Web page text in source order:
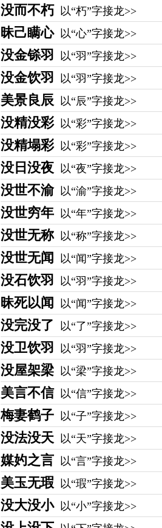
没而不朽 以“朽”字接龙>>
昧己瞒心 以“心”字接龙>>
没金铩羽 以“羽”字接龙>>
没金饮羽 以“羽”字接龙>>
美景良辰 以“辰”字接龙>>
没精没彩 以“彩”字接龙>>
没精塌彩 以“彩”字接龙>>
没日没夜 以“夜”字接龙>>
没世不渝 以“渝”字接龙>>
没世穷年 以“年”字接龙>>
没世无称 以“称”字接龙>>
没世无闻 以“闻”字接龙>>
没石饮羽 以“羽”字接龙>>
昧死以闻 以“闻”字接龙>>
没完没了 以“了”字接龙>>
没卫饮羽 以“羽”字接龙>>
没屋架梁 以“梁”字接龙>>
美言不信 以“信”字接龙>>
梅妻鹤子 以“子”字接龙>>
没法没天 以“天”字接龙>>
媒妁之言 以“言”字接龙>>
美玉无瑕 以“瑕”字接龙>>
没大没小 以“小”字接龙>>